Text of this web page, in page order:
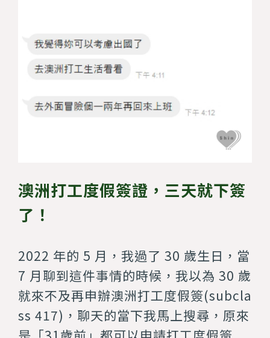
澳洲打工度假簽證，三天就下簽
了！
2022 年的 5 月，我過了 30 歲生日，當
7 月聊到這件事情的時候，我以為 30 歲
就來不及再申辦澳洲打工度假簽(subcla
ss 417)，聊天的當下我馬上搜尋，原來